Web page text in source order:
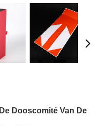
Dooscomité Van De